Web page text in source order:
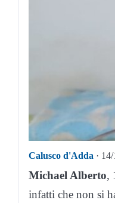
Calusco d'Adda ·
Michael Alberto,
infatti che non si